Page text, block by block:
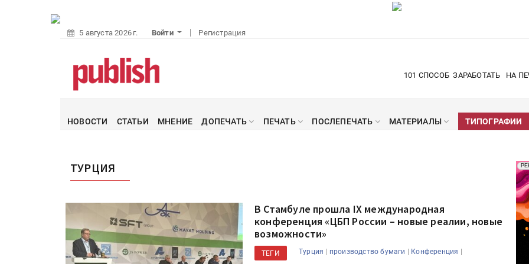
5 августа 2026 г. Войти Регистрация
101 СПОСОБ ЗАРАБОТАТЬ НА
НОВОСТИ СТАТЬИ МНЕНИЕ ДОПЕЧАТЬ ПЕЧАТЬ ПОСЛЕПЕЧАТЬ МАТЕРИАЛЫ ТИПОГРАФИИ
ТУРЦИЯ
В Стамбуле прошла IX международная
конференция «ЦБП России – новые реалии, новые
возможности»
ТЕГИ Турция | производство бумаги | Конференция |